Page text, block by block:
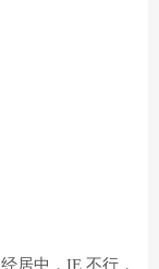
居中，IE 不行，